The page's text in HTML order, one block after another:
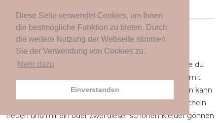
Diese Seite verwendet Cookies, um Ihnen
die bestmögliche Funktion zu bieten. Durch
die weitere Nutzung der Webseite stimmen
Sie der Verwendung von Cookies zu.
Mehr dazu
Einverstanden
DANIELA DIEPOLD
28. APRIL 2018 / 11:27
Hallo ich folge dir schon länger und finde es mega wie du
und die anderen süßen Mädels zeigt, dass man auch mit
Kleidergröße 44+ tolle Sachen tragen und Mode leben kann
Mach weiter so! Ich würde mich riesig über den Gutschein
freuen und mir ein oder zwei dieser schönen Kleider gönnen